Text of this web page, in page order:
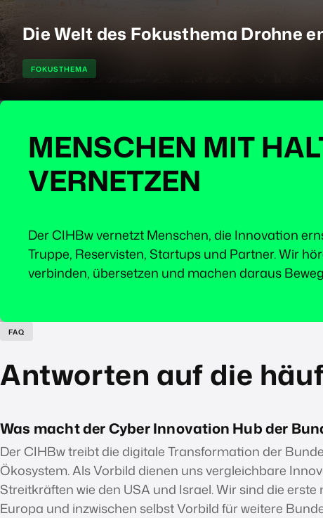
Die Welt des Fokusthema Drohne
FOKUSTHEMA
MENSCHEN MIT
VERNETZEN
Der CIHBw vernetzt Menschen, die Innovation
Truppe, Reservisten, Startups und Partner. Wir
verbinden, übersetzen und machen daraus
FAQ
Antworten auf die
Was macht der Cyber Innovation Hub der
Der CIHBw treibt die digitale Transformation der
Ökosystem. Als Vorbild dienen uns vergleichbare
Streitkräften wie den USA und Israel. Wir sind die
Europa und inzwischen selbst Vorbild für weitere